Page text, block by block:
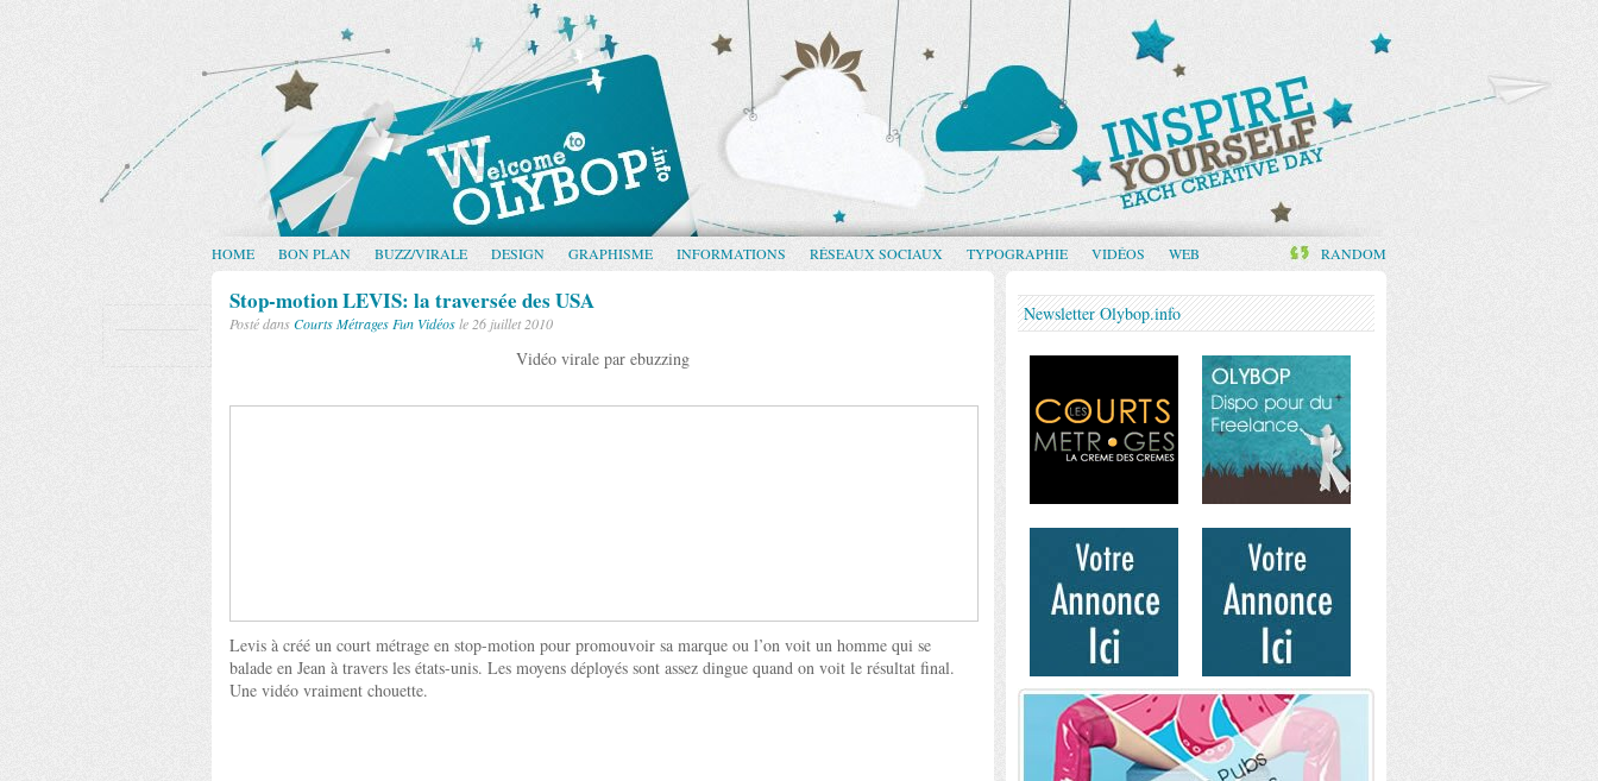
HOME BON PLAN BUZZ/VIRALE DESIGN GRAPHISME INFORMATIONS RÉSEAUX SOCIAUX TYPOGRAPHIE VIDÉOS WEB RANDOM
Stop-motion LEVIS: la traversée des USA
Posté dansCourts Métrages Fun Vidéosle 26 juillet 2010
Vidéo virale par ebuzzing
Levis à créé un court métrage en stop-motion pour promouvoir sa marque ou l’on voit un homme qui se
balade en Jean à travers les états-unis. Les moyens déployés sont assez dingue quand on voit le résultat final.
Une vidéo vraiment chouette.
Newsletter Olybop.info